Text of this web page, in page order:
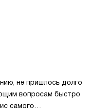
не пришлось долго
вопросам быстро
самого